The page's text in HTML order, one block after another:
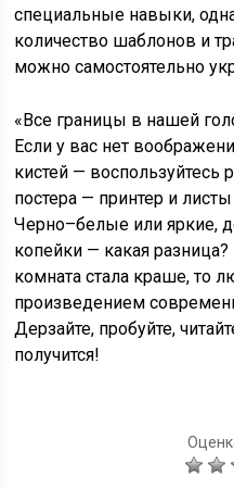
специальные навыки,
количество шаблонов и
можно самостоятельно
«Все границы в нашей
Если у вас нет
кистей — воспользуйтесь
постера — принтер и
Черно–белые или яркие,
копейки — какая
комната стала краше, то
произведением
Дерзайте, пробуйте,
получится!